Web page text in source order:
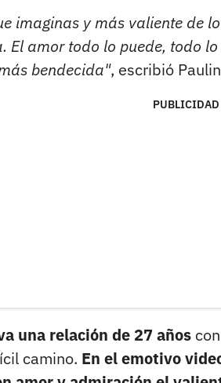
imaginas y más valiente de
El amor todo lo puede, todo
bendecida", escribió
PUBLICIDAD
una relación de 27 años
camino. En el emotivo